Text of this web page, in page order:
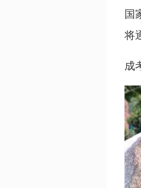
国
将
成